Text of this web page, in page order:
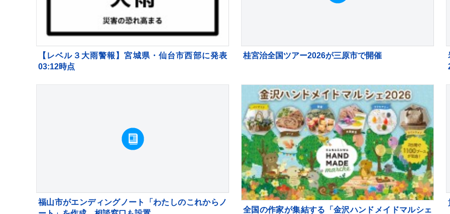
【レベル３大雨警報】宮城県・仙台市西部に発表
03:12時点
桂宮治全国ツアー2026が三原市で開催
福山市がエンディングノート「わたしのこれからノ
全国の作家が集結する「金沢ハンドメイドマルシェ